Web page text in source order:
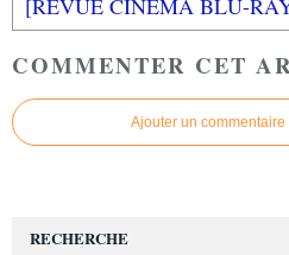
COMMENTER CET
Ajouter un commentaire
RECHERCHE